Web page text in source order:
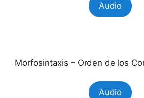
Audio
Morfosintaxis – Orden de los
Audio